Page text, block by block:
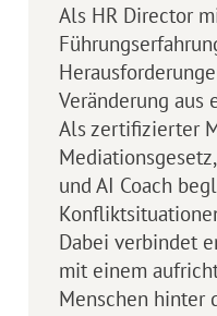
Als HR Director
Veränderung aus
Als zertifizierter
und AI Coach
Dabei verbindet
mit einem
Menschen hinter